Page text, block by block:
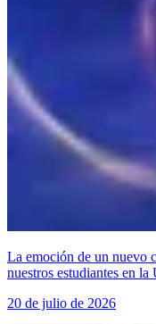
La emoción de un nuevo
nuestros estudiantes en
20 de julio de 2026